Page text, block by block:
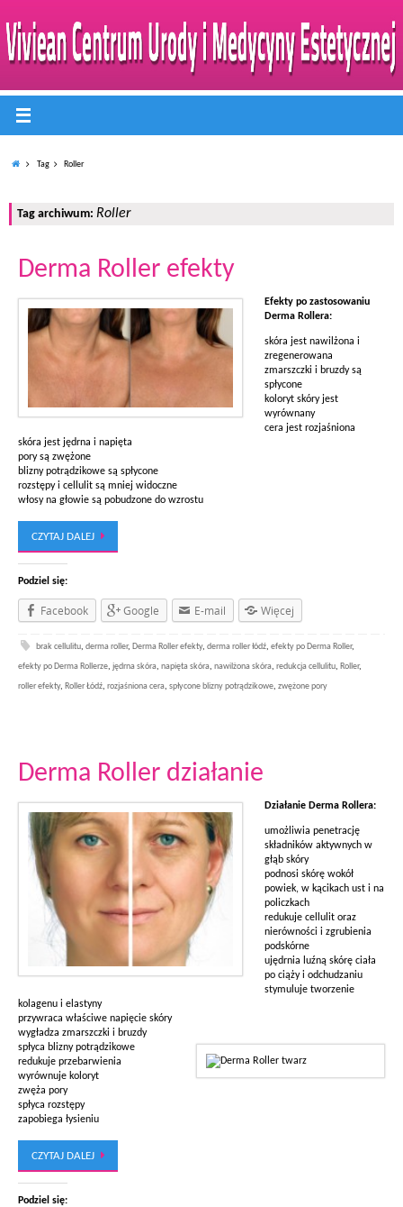
Tag Roller
Tag archiwum: Roller
Derma Roller efekty
Efekty po zastosowaniu
Derma Rollera:
skóra jest nawilżona i
zregenerowana
zmarszczki i bruzdy są
spłycone
koloryt skóry jest
wyrównany
cera jest rozjaśniona
skóra jest jędrna i napięta
pory są zwężone
blizny potrądzikowe są spłycone
rozstępy i cellulit są mniej widoczne
włosy na głowie są pobudzone do wzrostu
CZYTAJ DALEJ
Podziel się:
Facebook Google E-mail Więcej
brak cellulitu,derma roller,Derma Roller efekty,derma roller łódź,efekty po Derma Roller,
efekty po Derma Rollerze, jędrna skóra, napięta skóra, nawilżona skóra, redukcja cellulitu, Roller,
roller efekty, Roller Łódź, rozjaśniona cera, spłycone blizny potrądzikowe, zwężone pory
Derma Roller działanie
Działanie Derma Rollera:
umożliwia penetrację
składników aktywnych w
głąb skóry
podnosi skórę wokół
powiek, w kącikach ust i na
policzkach
redukuje cellulit oraz
nierówności i zgrubienia
podskórne
ujędrnia luźną skórę ciała
po ciąży i odchudzaniu
stymuluje tworzenie
kolagenu i elastyny
przywraca właściwe napięcie skóry
wygładza zmarszczki i bruzdy
spłyca blizny potrądzikowe
redukuje przebarwienia
wyrównuje koloryt
zwęża pory
spłyca rozstępy
zapobiega łysieniu
CZYTAJ DALEJ
Podziel się: